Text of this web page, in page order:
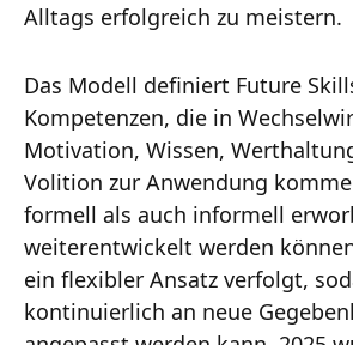
Alltags erfolgreich zu meistern.
Das Modell definiert Future
Kompetenzen, die in
Motivation, Wissen,
Volition zur Anwendung
formell als auch informell
weiterentwickelt werden
ein flexibler Ansatz verfolgt,
kontinuierlich an neue